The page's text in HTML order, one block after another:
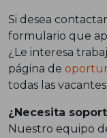
Si desea
formulario que
¿Le interesa
página de
todas las
¿Necesita
Nuestro equipo